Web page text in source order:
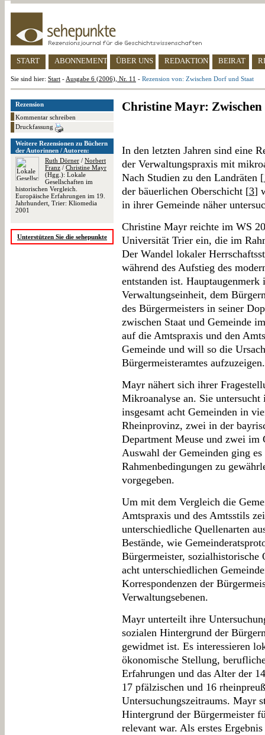
START ABONNEMENT ÜBER UNS REDAKTION BEIRAT
Sie sind hier: Start - Ausgabe 6 (2006), Nr. 11 - Rezension von: Zwischen Dorf und Staat
Rezension
Kommentar schreiben
Druckfassung
Weitere Rezensionen zu Büchern
der Autorinnen / Autoren:
Ruth Dörner / Norbert
Franz / Christine Mayr
(Hgg.): Lokale
Gesellschaften im
historischen Vergleich.
Europäische Erfahrungen im 19.
Jahrhundert, Trier: Kliomedia
2001
Unterstützen Sie die sehepunkte
Christine Mayr:
In den letzten Jahren sind eine
der Verwaltungspraxis mit
Nach Studien zu den Landräten [
der bäuerlichen Oberschicht [3]
in ihrer Gemeinde näher
Christine Mayr reichte im WS
Universität Trier ein, die im
Der Wandel lokaler
während des Aufstieg des
entstanden ist.
Verwaltungseinheit, dem
des Bürgermeisters in seiner
zwischen Staat und Gemeinde
auf die Amtspraxis und den
Gemeinde und will so die
Bürgermeisteramtes aufzuzeigen.
Mayr nähert sich ihrer
Mikroanalyse an. Sie
insgesamt acht Gemeinden in
Rheinprovinz, zwei in der
Department Meuse und zwei
Auswahl der Gemeinden ging
Rahmenbedingungen zu
vorgegeben.
Um mit dem Vergleich die
Amtspraxis und des Amtsstils
unterschiedliche Quellenarten
Bestände, wie
Bürgermeister, sozialhistorische
acht unterschiedlichen
Korrespondenzen der
Verwaltungsebenen.
Mayr unterteilt ihre
sozialen Hintergrund der
gewidmet ist. Es interessieren
ökonomische Stellung,
Erfahrungen und das Alter der
17 pfälzischen und 16
Untersuchungszeitraums. Mayr
Hintergrund der Bürgermeister
relevant war. Als erstes